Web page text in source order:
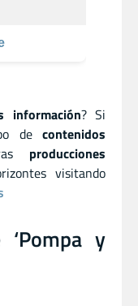
información? Si
de contenidos
producciones
visitando
y